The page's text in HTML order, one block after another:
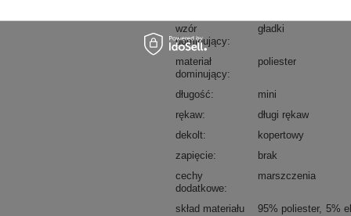
wzór
dominujący
gładki
materiał
dominujący
poliester
długość
mini
rękaw
długi rękaw
dekolt
kopertowy
zapięcie
brak
cechy
dodatkowe
marszczenia
skład materiału 95% poliester 5%